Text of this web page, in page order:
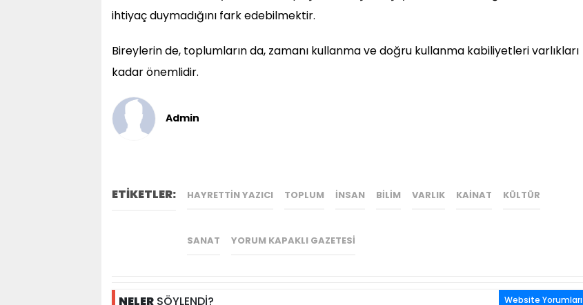
ihtiyaç duymadığını fark edebilmektir.
Bireylerin de, toplumların da, zamanı kullanma ve doğru kullanma kabiliyetleri varlıkları
kadar önemlidir.
Admin
ETİKETLER: HAYRETTIN YAZICI TOPLUM INSAN BILIM VARLIK KAINAT KÜLTÜR
SANAT YORUM KAPAKLI GAZETESI
NELER SÖYLENDİ? Website Yorumları